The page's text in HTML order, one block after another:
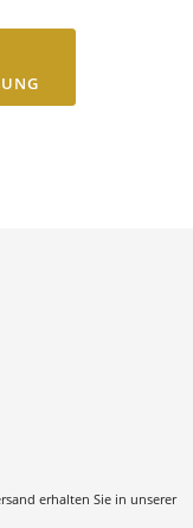
erhalten Sie in unserer